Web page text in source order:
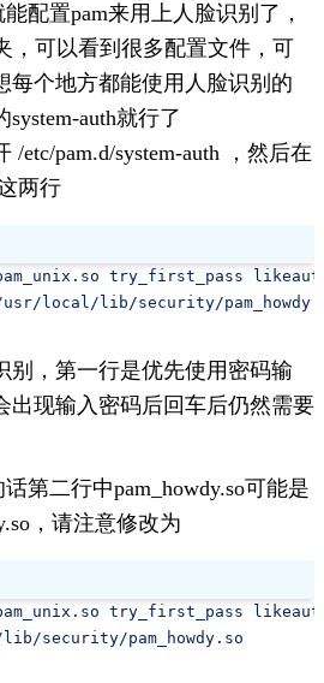
配置pam来用上人脸识别了，
，可以看到很多配置文件，可
每个地方都能使用人脸识别的
system-auth就行了
/etc/pam.d/system-auth ，然后在
两行
try_first_pass
local/lib/security/
别，第一行是优先使用密码输
出现输入密码后回车后仍然需要
第二行中pam_howdy.so可能是
，请注意修改为
try_first_pass
security/pam_howdy.so